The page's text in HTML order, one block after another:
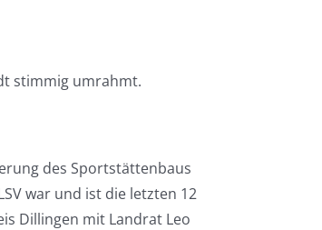
stimmig umrahmt.
des Sportstättenbaus
war und ist die letzten 12
Dillingen mit Landrat Leo